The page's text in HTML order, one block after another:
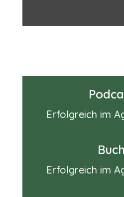
Erfolgreich im
Buch
Erfolgreich im